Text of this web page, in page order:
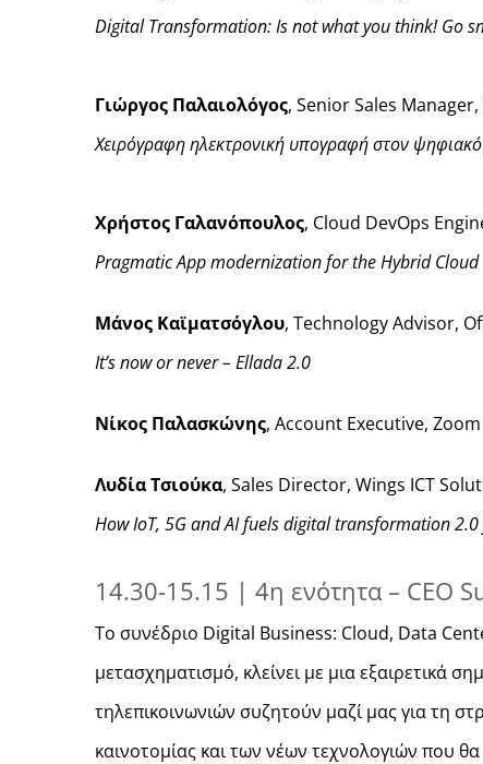
Digital Transformation: Is not what you think! Go
Γιώργος Παλαιολόγος, Senior Sales
Χειρόγραφη ηλεκτρονική υπογραφή στον
Χρήστος Γαλανόπουλος, Cloud DevOps
Pragmatic App modernization for the Hybrid Cloud
Μάνος Καϊματσόγλου, Technology Advisor,
It’s now or never – Εllada 2.0
Νίκος Παλασκώνης, Account Executive,
Λυδία Τσιούκα, Sales Director, Wings ICT
How IoT, 5G and AI fuels digital transformation
14.30-15.15 | 4η ενότητα – CEO
Το συνέδριο Digital Business: Cloud, Data
μετασχηματισμό, κλείνει με μια εξαιρετικά
τηλεπικοινωνιών συζητούν μαζί μας για τη
καινοτομίας και των νέων τεχνολογιών που